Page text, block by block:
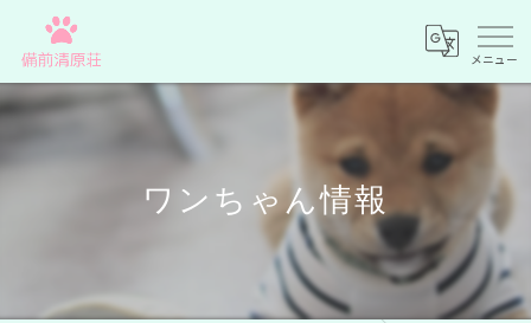
ワンちゃん情報